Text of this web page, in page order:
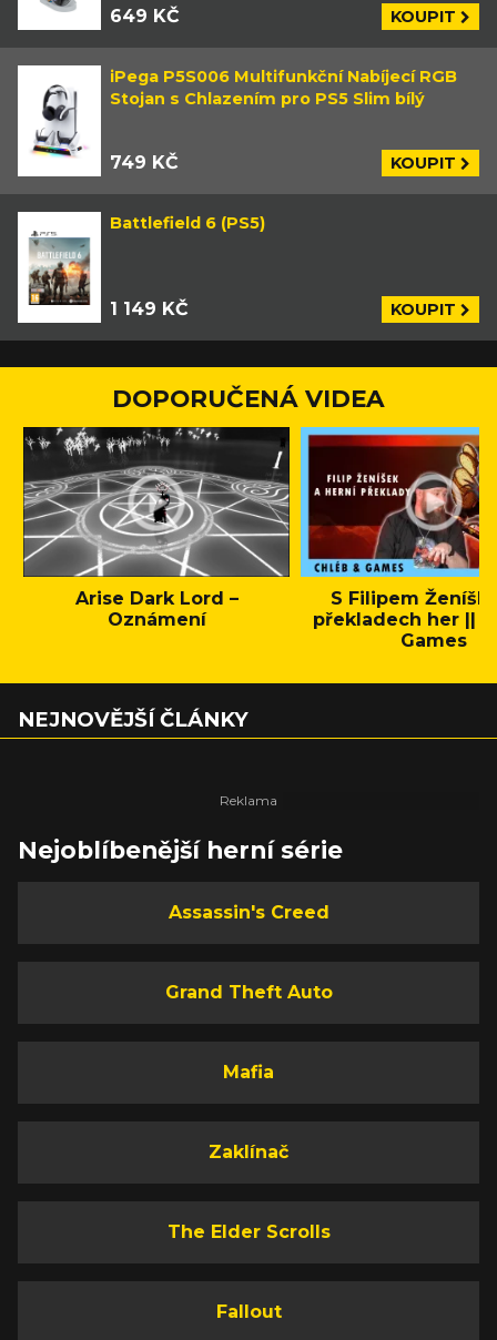
649 KČ KOUPIT
iPega P5S006 Multifunkční Nabíjecí RGB
Stojan s Chlazením pro PS5 Slim bílý
749 KČ KOUPIT
Battlefield 6 (PS5)
1 149 KČ KOUPIT
DOPORUČENÁ VIDEA
Arise Dark Lord –
Oznámení
S Filipem
překladech her ||
Games
NEJNOVĚJŠÍ ČLÁNKY
Nejoblíbenější herní série
Assassin's Creed
Grand Theft Auto
Mafia
Zaklínač
The Elder Scrolls
Fallout